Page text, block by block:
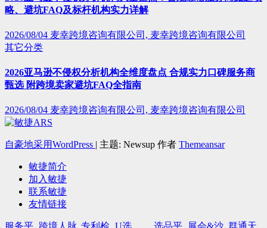
略、避坑FAQ及标杆机构实力详解
2026/08/04 麦幸跨境咨询有限公司, 麦幸跨境咨询有限公司
其它分类
2026亚马逊不侵权分析机构全维度盘点 合规实力口碑服务商
甄选 附跨境卖家避坑FAQ全指南
2026/08/04 麦幸跨境咨询有限公司, 麦幸跨境咨询有限公司
自豪地采用WordPress | 主题: Newsup 作者 Themeansar
敏捷简介
加入敏捷
联系敏捷
友情链接